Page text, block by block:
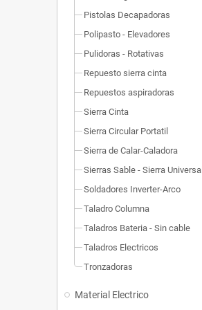
Pistolas Decapadoras
Polipasto - Elevadores
Pulidoras - Rotativas
Repuesto sierra cinta
Repuestos aspiradoras
Sierra Cinta
Sierra Circular Portatil
Sierra de Calar-Caladora
Sierras Sable - Sierra Universal
Soldadores Inverter-Arco
Taladro Columna
Taladros Bateria - Sin cable
Taladros Electricos
Tronzadoras
Material Electrico